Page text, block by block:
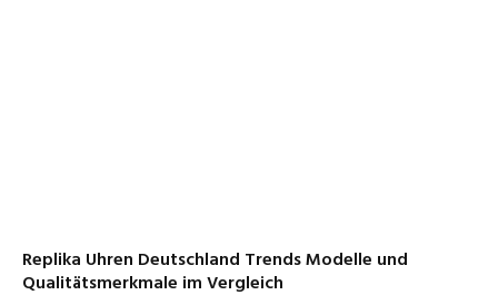
Replika Uhren Deutschland Trends Modelle und
Qualitätsmerkmale im Vergleich